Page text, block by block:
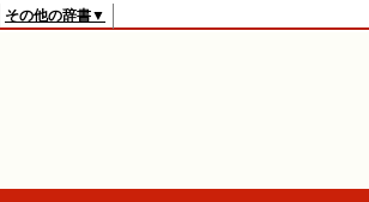
その他の辞書▼